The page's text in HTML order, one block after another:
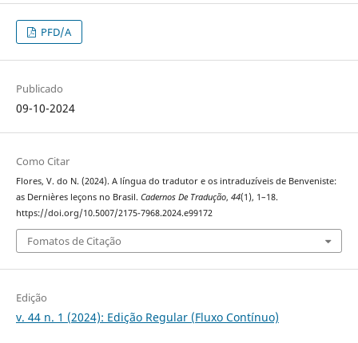
PFD/A
Publicado
09-10-2024
Como Citar
Flores, V. do N. (2024). A língua do tradutor e os intraduzíveis de Benveniste:
as Dernières leçons no Brasil. Cadernos De Tradução, 44(1), 1–18.
https://doi.org/10.5007/2175-7968.2024.e99172
Fomatos de Citação
Edição
v. 44 n. 1 (2024): Edição Regular (Fluxo Contínuo)